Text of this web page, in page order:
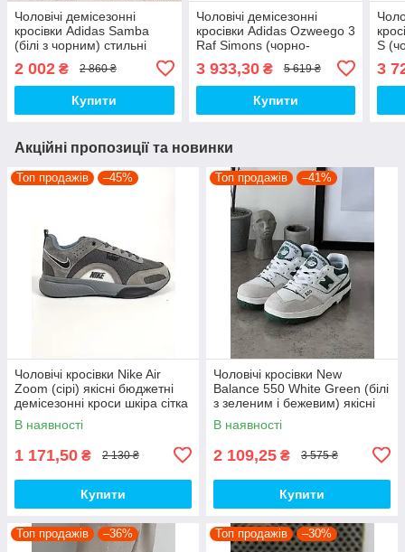
Чоловічі демісезонні
кросівки Adidas Samba
(білі з чорним) стильні
повсякденні кроси 11017
Адідас топ
2 002 ₴ 2 860 ₴
Купити
Чоловічі демісезонні
кросівки Adidas Ozweego 3
Raf Simons (чорно-
повсякденні кроси 15317
Адідас топ
3 933,30₴ 5 619 ₴
Купити
S
3
Акційні пропозиції та новинки
Топ продажів –45%
Чоловічі кросівки Nike Air
Zoom (сірі) якісні бюджетні
демісезонні кроси шкіра сітка
D426 топ
В наявності
1 171,50 ₴ 2 130 ₴
Купити
Топ продажів –41%
Чоловічі кросівки New
Balance 550 White Green (білі
з зеленим і бежевим) якісні
модні кроси NB020 топ
В наявності
2 109,25 ₴ 3 575 ₴
Купити
Топ продажів –36% Топ продажів –30%